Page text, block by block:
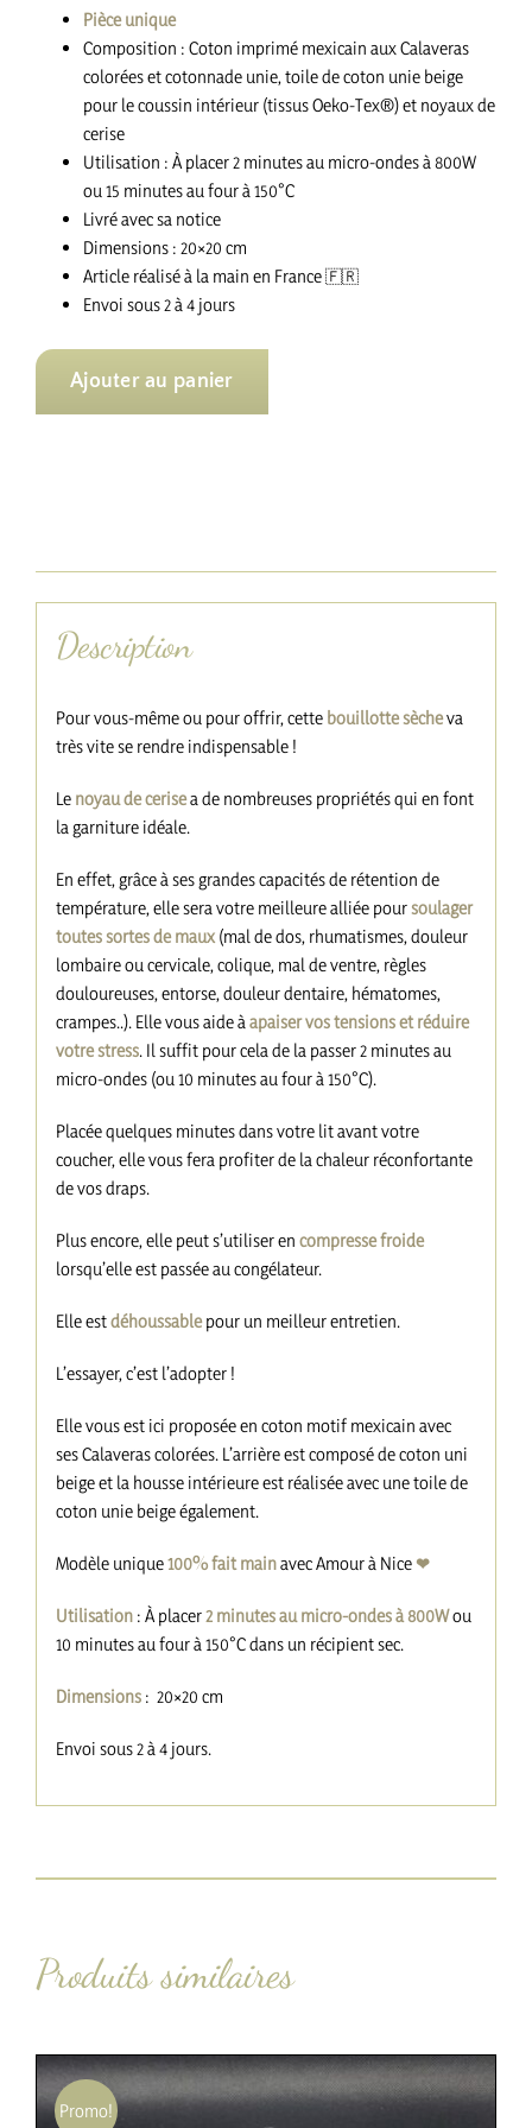
20.00 €.
Pièce unique
Composition : Coton imprimé mexicain aux Calaveras
colorées et cotonnade unie, toile de coton unie beige
pour le coussin intérieur (tissus Oeko-Tex®) et noyaux de
cerise
Utilisation : À placer 2 minutes au micro-ondes à 800W
ou 15 minutes au four à 150°C
Livré avec sa notice
Dimensions : 20×20 cm
Article réalisé à la main en France🇫🇷
Envoi sous 2 à 4 jours
Ajouter au panier
Description
Pour vous-même ou pour offrir, cette bouillotte sècheva
très vite se rendre indispensable !
Le noyau de cerisea de nombreuses propriétés qui en font
la garniture idéale.
En effet, grâce à ses grandes capacités de rétention de
température, elle sera votre meilleure alliée poursoulager
toutes sortes de maux(mal de dos, rhumatismes, douleur
lombaire ou cervicale, colique, mal de ventre, règles
douloureuses, entorse, douleur dentaire, hématomes,
crampes..). Elle vous aide à apaiser vos tensions et réduire
votre stress. Il suffit pour cela de la passer 2 minutes au
micro-ondes (ou 10 minutes au four à 150°C).
Placée quelques minutes dans votre lit avant votre
coucher, elle vous fera profiter de la chaleur réconfortante
de vos draps.
Plus encore, elle peut s’utiliser en compresse froide
lorsqu’elle est passée au congélateur.
Elle estdéhoussablepour un meilleur entretien.
L’essayer, c’est l’adopter !
Elle vous est ici proposée en coton motif mexicain avec
ses Calaveras colorées. L’arrière est composé de coton uni
beige et la housse intérieure est réalisée avec une toile de
coton unie beige également.
Modèle unique100% fait mainavec Amour à Nice❤︎
Utilisation: À placer2 minutes au micro-ondes à 800Wou
10 minutes au four à 150°C dans un récipient sec.
Dimensions: 20×20 cm
Envoi sous 2 à 4 jours.
Produits similaires
Promo!